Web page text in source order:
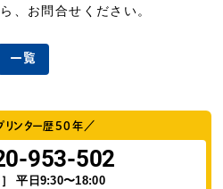
、お問合せください。
一覧
リンター歴 50 年／
953-502
］ 平日9:30〜18:00